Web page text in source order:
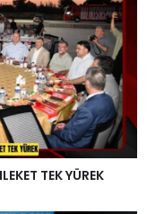
TEK YÜREK